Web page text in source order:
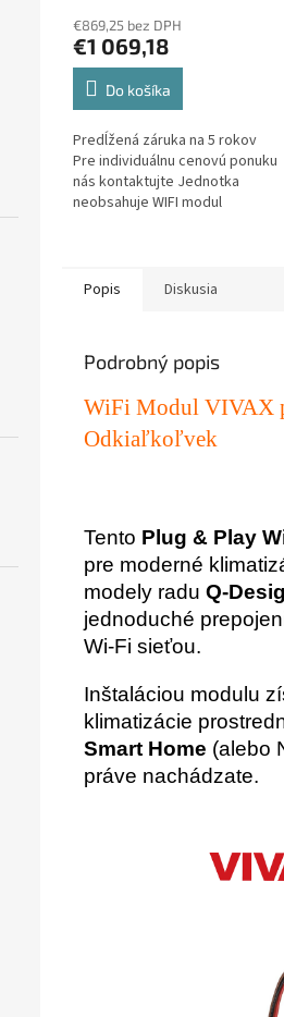
€869,25 bez DPH
€1 069,18
Do košíka
Predĺžená záruka na 5 rokov
Pre individuálnu cenovú ponuku
nás kontaktujte Jednotka
neobsahuje WIFI modul
Popis Diskusia
Podrobný popis
WiFi Modul VIVAX
Odkiaľkoľvek
Tento Plug & Play
pre moderné
modely radu Q-
jednoduché
Wi-Fi sieťou.
Inštaláciou modulu
klimatizácie
Smart Home (alebo
práve nachádzate.